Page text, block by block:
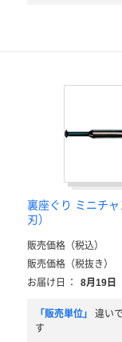
裏座ぐり ミニチ
刃）
販売価格（税込）
販売価格（税抜き）
お届け日
： 8月19日
「販売単位」 違い
す